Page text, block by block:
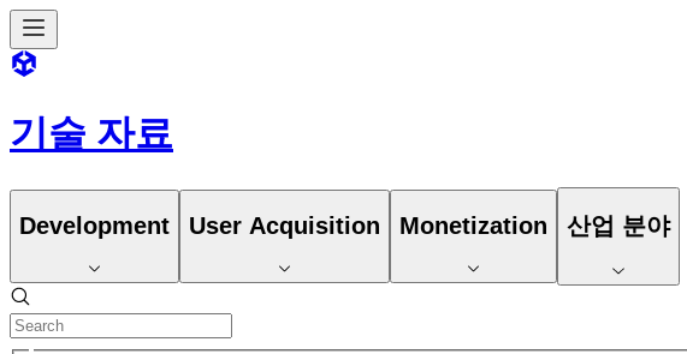
기술 자료
Development User Acquisition Monetization 산업 분야